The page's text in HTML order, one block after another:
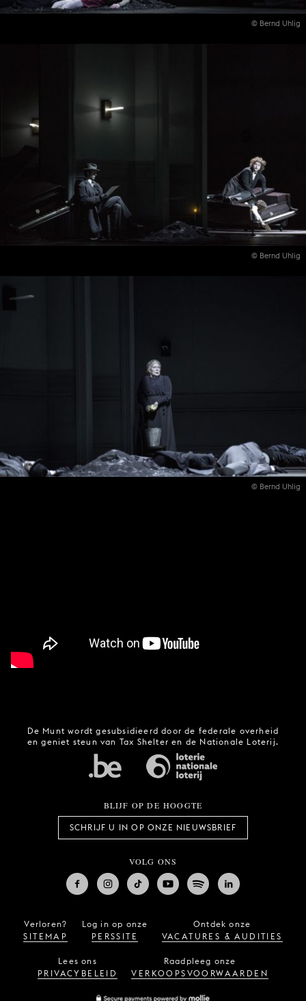
© Bernd Uhlig
© Bernd Uhlig
© Bernd Uhlig
De Munt wordt gesubsidieerd door de federale overheid
en geniet steun van Tax Shelter en de Nationale Loterij.
BLIJF OP DE HOOGTE
SCHRIJF U IN OP ONZE NIEUWSBRIEF
VOLG ONS
Verloren?
SITEMAP
Log in op onze
PERSSITE
Ontdek onze
VACATURES & AUDITIES
Lees ons
PRIVACYBELEID
Raadpleeg onze
VERKOOPSVOORWAARDEN